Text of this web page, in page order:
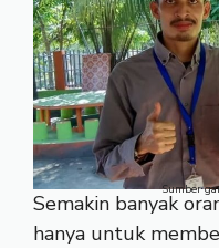
Sumber
Semakin banyak
hanya untuk